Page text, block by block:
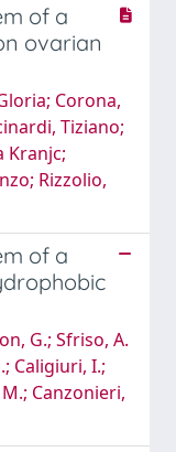
of a
ovarian
Corona,
Tiziano;
Kranjc;
Rizzolio,
of a
G.; Sfriso, A.
Caligiuri, I.;
Canzonieri,